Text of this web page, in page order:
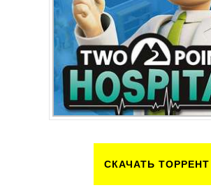
СКАЧАТЬ ТОРРЕНТ